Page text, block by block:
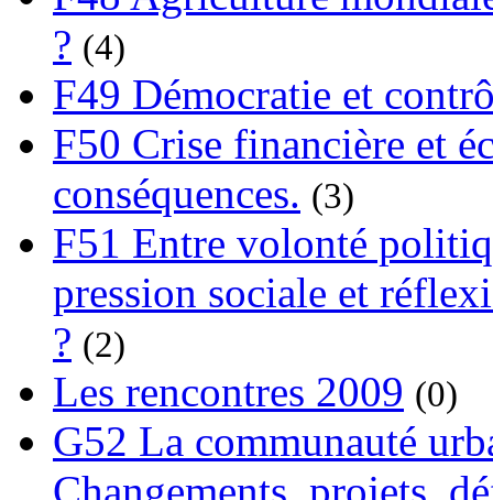
? (4)
F49 Démocratie et
F50 Crise financière et
conséquences. (3)
F51 Entre volonté
pression sociale et
? (2)
Les rencontres 2009 (0)
G52 La communauté
Changements, projets,